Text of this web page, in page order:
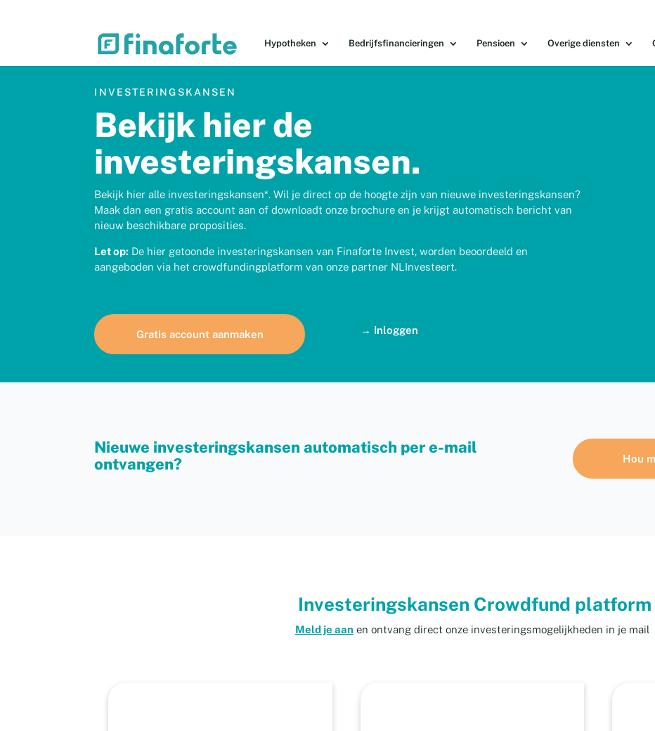
Hypotheken Bedrijfsfinancieringen Pensioen Overige diensten
INVESTERINGSKANSEN
Bekijk hier de
investeringskansen.
Bekijk hier alle investeringskansen*. Wil je direct op de hoogte zijn van nieuwe investeringskansen?
Maak dan een gratis account aan of downloadt onze brochure en je krijgt automatisch bericht van
nieuw beschikbare proposities.
Let op: De hier getoonde investeringskansen van Finaforte Invest, worden beoordeeld en
aangeboden via het crowdfundingplatform van onze partner NLInvesteert.
Gratis account aanmaken → Inloggen
Nieuwe investeringskansen automatisch per e-mail
ontvangen?
Hou
Investeringskansen Crowdfund platform
Meld je aan en ontvang direct onze investeringsmogelijkheden in je mail